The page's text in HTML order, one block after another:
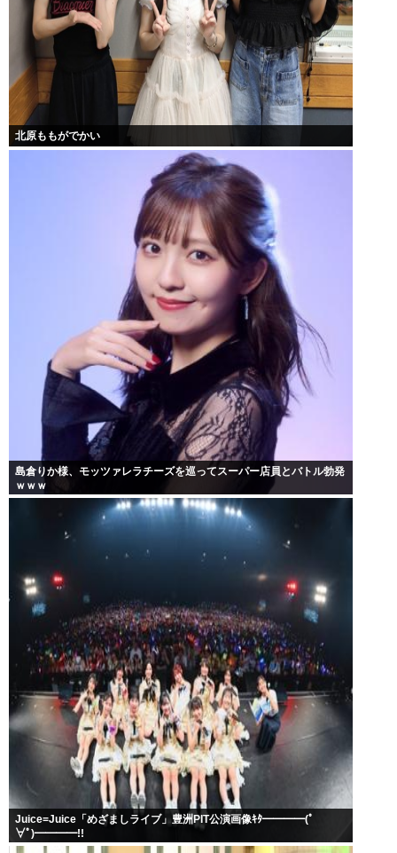
北原ももがでかい
島倉りか様、モッツァレラチーズを巡ってスーパー店員とバトル勃発
ｗｗｗ
Juice=Juice「めざましライブ」豊洲PIT公演画像ｷﾀ━━━━(ﾟ
∀ﾟ)━━━━!!